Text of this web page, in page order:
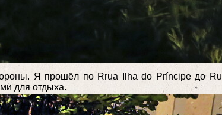
Я прошёл по Rrua Ilha do Príncipe до
для отдыха.